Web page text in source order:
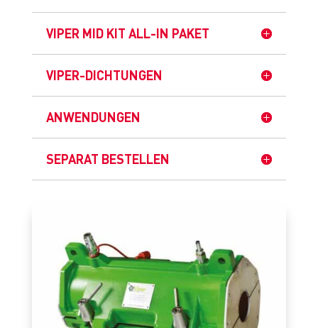
VIPER MID KIT ALL-IN PAKET
VIPER-DICHTUNGEN
ANWENDUNGEN
SEPARAT BESTELLEN